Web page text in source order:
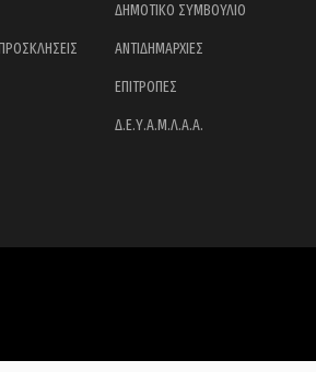
ΔΗΜΟΤΙΚΟ ΣΥΜΒΟΥΛΙΟ
ΑΝΤΙΔΗΜΑΡΧΙΕΣ
ΕΠΙΤΡΟΠΕΣ
Δ.Ε.Υ.Α.Μ.Λ.Α.Α.